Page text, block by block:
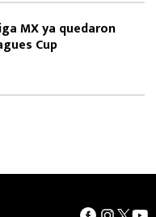
MX ya quedaron
Cup